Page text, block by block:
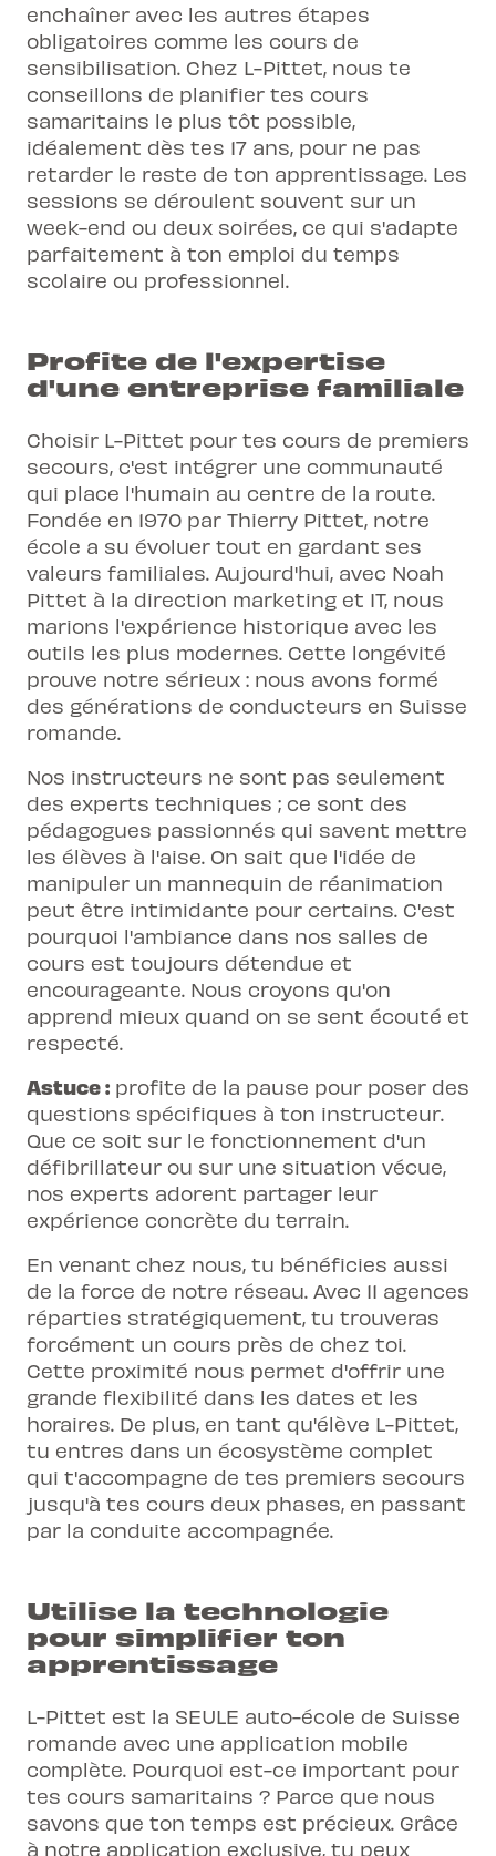
enchaîner avec les autres étapes
obligatoires comme les cours de
sensibilisation. Chez L-Pittet, nous te
conseillons de planifier tes cours
samaritains le plus tôt possible,
idéalement dès tes 17 ans, pour ne pas
retarder le reste de ton apprentissage. Les
sessions se déroulent souvent sur un
week-end ou deux soirées, ce qui s'adapte
parfaitement à ton emploi du temps
scolaire ou professionnel.
Profite de l'expertise
d'une entreprise familiale
Choisir L-Pittet pour tes cours de premiers
secours, c'est intégrer une communauté
qui place l'humain au centre de la route.
Fondée en 1970 par Thierry Pittet, notre
école a su évoluer tout en gardant ses
valeurs familiales. Aujourd'hui, avec Noah
Pittet à la direction marketing et IT, nous
marions l'expérience historique avec les
outils les plus modernes. Cette longévité
prouve notre sérieux : nous avons formé
des générations de conducteurs en Suisse
romande.
Nos instructeurs ne sont pas seulement
des experts techniques ; ce sont des
pédagogues passionnés qui savent mettre
les élèves à l'aise. On sait que l'idée de
manipuler un mannequin de réanimation
peut être intimidante pour certains. C'est
pourquoi l'ambiance dans nos salles de
cours est toujours détendue et
encourageante. Nous croyons qu'on
apprend mieux quand on se sent écouté et
respecté.
Astuce : profite de la pause pour poser des
questions spécifiques à ton instructeur.
Que ce soit sur le fonctionnement d'un
défibrillateur ou sur une situation vécue,
nos experts adorent partager leur
expérience concrète du terrain.
En venant chez nous, tu bénéficies aussi
de la force de notre réseau. Avec 11 agences
réparties stratégiquement, tu trouveras
forcément un cours près de chez toi.
Cette proximité nous permet d'offrir une
grande flexibilité dans les dates et les
horaires. De plus, en tant qu'élève L-Pittet,
tu entres dans un écosystème complet
qui t'accompagne de tes premiers secours
jusqu'à tes cours deux phases, en passant
par la conduite accompagnée.
Utilise la technologie
pour simplifier ton
apprentissage
L-Pittet est la SEULE auto-école de Suisse
romande avec une application mobile
complète. Pourquoi est-ce important pour
tes cours samaritains ? Parce que nous
savons que ton temps est précieux. Grâce
à notre application exclusive, tu peux